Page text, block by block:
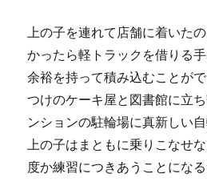
上の子を連れて店舗に着いた
かったら軽トラックを借りる手
余裕を持って積み込むことが
つけのケーキ屋と図書館に立
ンションの駐輪場に真新しい
上の子はまともに乗りこなせ
度か練習につきあうことになる